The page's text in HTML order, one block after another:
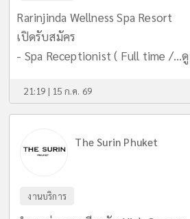
Rarinjinda Wellness Spa Resort
เปิดรับสมัคร
- Spa Receptionist ( Full time /...
21:19 | 15 ก.ค. 69
The Surin Phuket
งานบริการ